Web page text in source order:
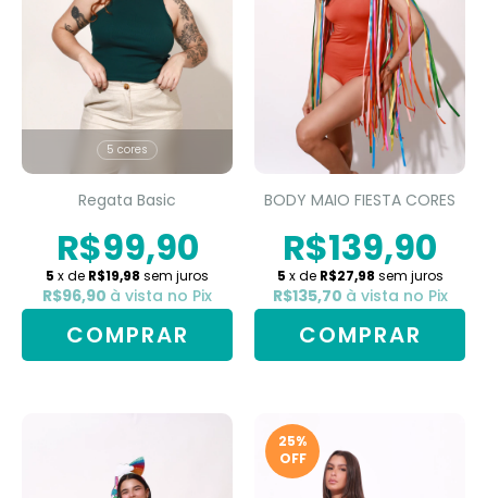
5 cores
Regata Basic
R$99,90
5 x de R$19,98 sem juros
R$96,90 à vista no Pix
COMPRAR
BODY MAIO FIESTA CORES
R$139,90
5 x de R$27,98 sem juros
R$135,70 à vista no Pix
25%
OFF